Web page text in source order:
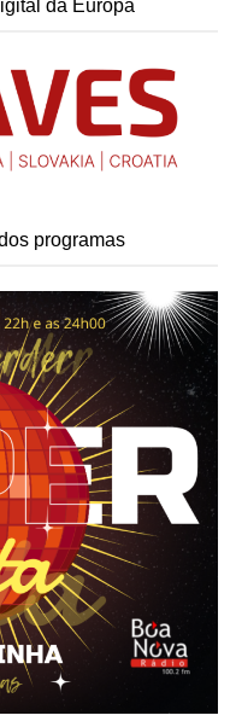
da Europa
programas